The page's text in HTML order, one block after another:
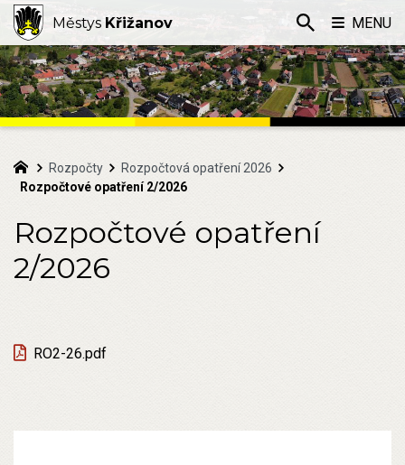
Rozpočty
Rozpočtová opatření 2026
Rozpočtové opatření 2/2026
Rozpočtové opatření
2/2026
RO2-26.pdf
Městys Křižanov MENU